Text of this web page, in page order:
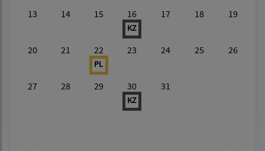
13 14 15 16
KZ
17 18 19
20 21 22
PL
23 24 25 26
27 28 29 30
KZ
31